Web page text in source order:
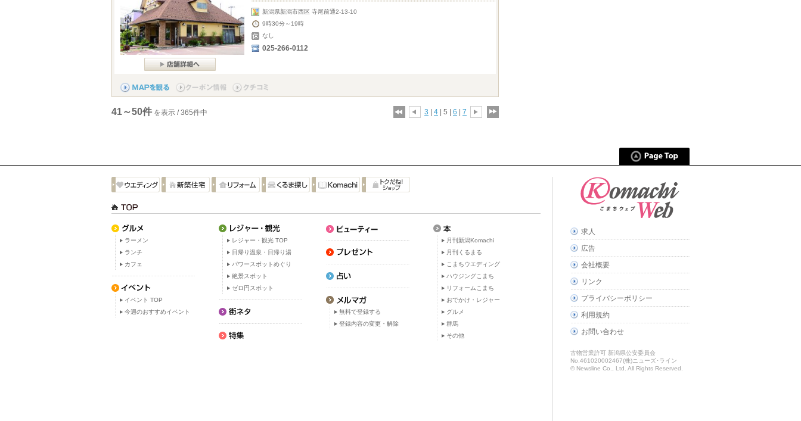
新潟県新潟市西区 寺尾前通2-13-10
9時30分～19時
なし
025-266-0112
41～50件 を表示 / 365件中 3 | 4 | 5 | 6 | 7
ラーメン
ランチ
カフェ
イベント TOP
今週のおすすめイベント
レジャー・観光 TOP
日帰り温泉・日帰り湯
パワースポットめぐり
絶景スポット
ゼロ円スポット
無料で登録する
登録内容の変更・解除
月刊新潟Komachi
月刊くるまる
こまちウエディング
ハウジングこまち
リフォームこまち
おでかけ・レジャー
グルメ
群馬
その他
求人
広告
会社概要
リンク
プライバシーポリシー
利用規約
お問い合わせ
古物営業許可 新潟県公安委員会
No.461020002467(株)ニューズ･ライン
© Newsline Co., Ltd. All Rights Reserved.